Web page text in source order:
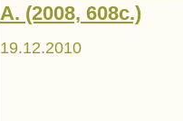
А. (2008, 608с.)
19.12.2010